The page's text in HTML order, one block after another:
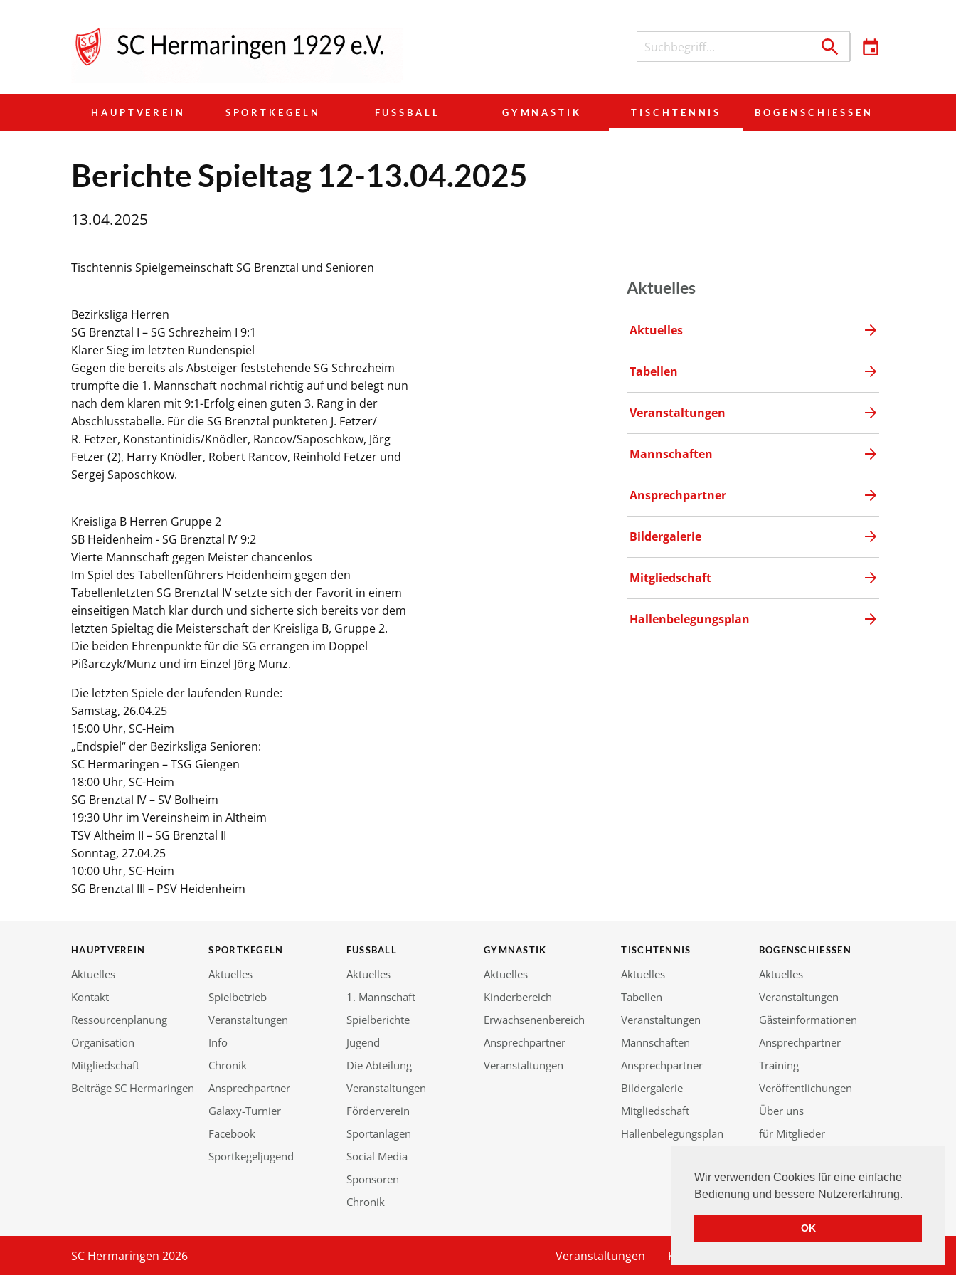
Wir verwenden Cookies für eine einfache
Bedienung und bessere Nutzererfahrung.
OK
HAUPTVEREIN SPORTKEGELN FUSSBALL GYMNASTIK TISCHTENNIS BOGENSCHIESSEN
Berichte Spieltag 12-13.04.2025
13.04.2025
Tischtennis Spielgemeinschaft SG Brenztal und Senioren
Bezirksliga Herren
SG Brenztal I – SG Schrezheim I 9:1
Klarer Sieg im letzten Rundenspiel
Gegen die bereits als Absteiger feststehende SG Schrezheim
trumpfte die 1. Mannschaft nochmal richtig auf und belegt nun
nach dem klaren mit 9:1-Erfolg einen guten 3. Rang in der
Abschlusstabelle. Für die SG Brenztal punkteten J. Fetzer/
R. Fetzer, Konstantinidis/Knödler, Rancov/Saposchkow, Jörg
Fetzer (2), Harry Knödler, Robert Rancov, Reinhold Fetzer und
Sergej Saposchkow.
Kreisliga B Herren Gruppe 2
SB Heidenheim - SG Brenztal IV 9:2
Vierte Mannschaft gegen Meister chancenlos
Im Spiel des Tabellenführers Heidenheim gegen den
Tabellenletzten SG Brenztal IV setzte sich der Favorit in einem
einseitigen Match klar durch und sicherte sich bereits vor dem
letzten Spieltag die Meisterschaft der Kreisliga B, Gruppe 2.
Die beiden Ehrenpunkte für die SG errangen im Doppel
Pißarczyk/Munz und im Einzel Jörg Munz.
Die letzten Spiele der laufenden Runde:
Samstag, 26.04.25
15:00 Uhr, SC-Heim
„Endspiel“ der Bezirksliga Senioren:
SC Hermaringen – TSG Giengen
18:00 Uhr, SC-Heim
SG Brenztal IV – SV Bolheim
19:30 Uhr im Vereinsheim in Altheim
TSV Altheim II – SG Brenztal II
Sonntag, 27.04.25
10:00 Uhr, SC-Heim
SG Brenztal III – PSV Heidenheim
Aktuelles
Aktuelles
Tabellen
Veranstaltungen
Mannschaften
Ansprechpartner
Bildergalerie
Mitgliedschaft
Hallenbelegungsplan
HAUPTVEREIN
Aktuelles
Kontakt
Ressourcenplanung
Organisation
Mitgliedschaft
Beiträge SC Hermaringen
SPORTKEGELN
Aktuelles
Spielbetrieb
Veranstaltungen
Info
Chronik
Ansprechpartner
Galaxy-Turnier
Facebook
Sportkegeljugend
FUSSBALL
Aktuelles
1. Mannschaft
Spielberichte
Jugend
Die Abteilung
Veranstaltungen
Förderverein
Sportanlagen
Social Media
Sponsoren
Chronik
GYMNASTIK
Aktuelles
Kinderbereich
Erwachsenenbereich
Ansprechpartner
Veranstaltungen
TISCHTENNIS
Aktuelles
Tabellen
Veranstaltungen
Mannschaften
Ansprechpartner
Bildergalerie
Mitgliedschaft
Hallenbelegungsplan
BOGENSCHIESSEN
Aktuelles
Veranstaltungen
Gästeinformationen
Ansprechpartner
Training
Veröffentlichungen
Über uns
für Mitglieder
SC Hermaringen 2026 Veranstaltungen Kontakt